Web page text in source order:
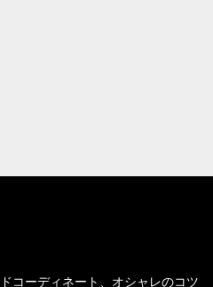
コーディネート、オシャレのコツ